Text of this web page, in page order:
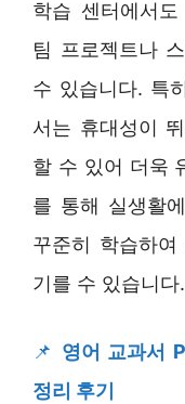
학습 센터에서
팀 프로젝트나
수 있습니다. 특
서는 휴대성이
할 수 있어 더욱
를 통해 실생활
꾸준히 학습하
기를 수 있습니다.
📌 영어 교과서
정리 후기